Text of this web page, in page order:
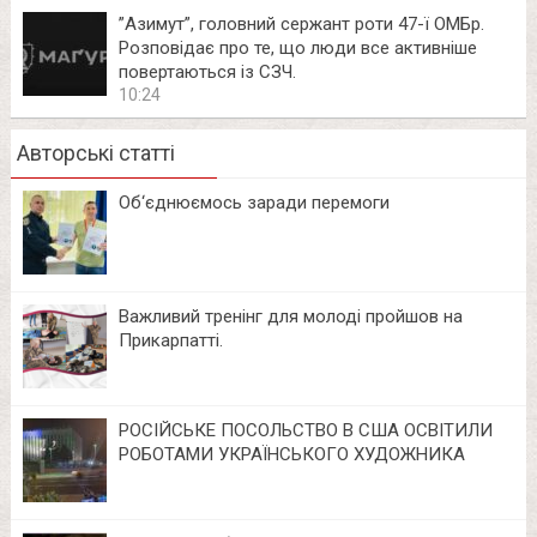
⁨”Азимут”, головний сержант роти 47-ї ОМБр.
Розповідає про те, що люди все активніше
повертаються із СЗЧ.
10:24
Авторські статті
Об‘єднюємось заради перемоги
Важливий тренінг для молоді пройшов на
Прикарпатті.
РОСІЙСЬКЕ ПОСОЛЬСТВО В США ОСВІТИЛИ
РОБОТАМИ УКРАЇНСЬКОГО ХУДОЖНИКА